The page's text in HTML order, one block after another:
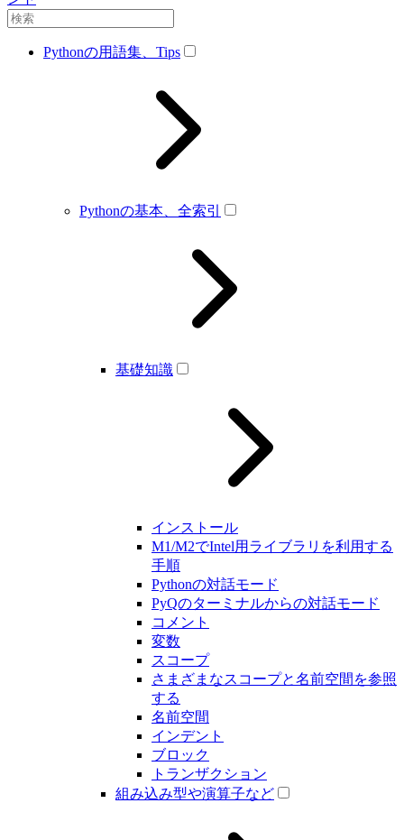
Pythonの用語集、Tips
Pythonの基本、全索引
基礎知識
インストール
M1/M2でIntel用ライブラリを利用する
手順
Pythonの対話モード
PyQのターミナルからの対話モード
コメント
変数
スコープ
さまざまなスコープと名前空間を参照
する
名前空間
インデント
ブロック
トランザクション
組み込み型や演算子など